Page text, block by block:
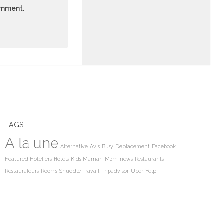
TAGS
A la une Alternative Avis Busy Deplacement Facebook
Featured Hoteliers Hotels Kids Maman Mom news Restaurants
Restaurateurs Rooms Shuddle Travail Tripadvisor Uber Yelp